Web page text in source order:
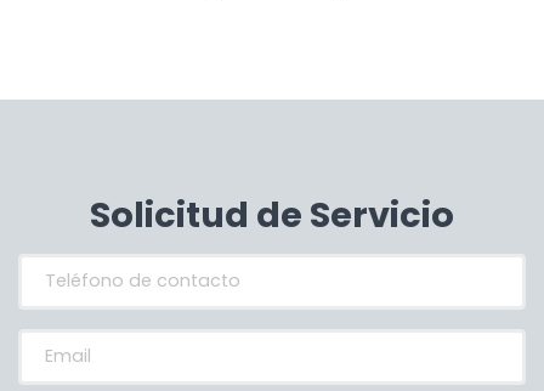
Solicitud de Servicio